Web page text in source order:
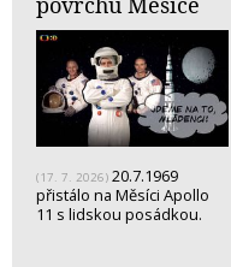
(17. 7. 2026) 20.7.1969
přistálo na Měsíci Apollo
11 s lidskou posádkou.